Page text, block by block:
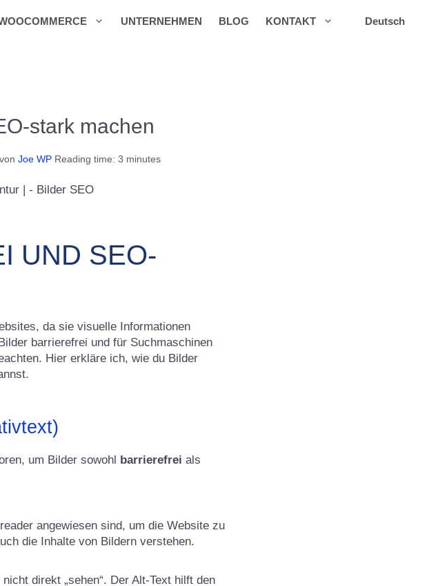
UNTERNEHMEN BLOG KONTAKT Deutsch
stark machen
von Joe WP Reading time: 3 minutes
UND SEO-
da sie visuelle Informationen
barrierefrei und für Suchmaschinen
Hier erkläre ich, wie du Bilder
um Bilder sowohl barrierefrei als
angewiesen sind, um die Website zu
die Inhalte von Bildern verstehen.
direkt „sehen“. Der Alt-Text hilft den